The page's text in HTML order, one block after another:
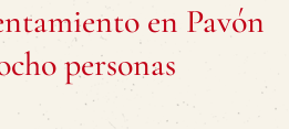
en Pavón
personas